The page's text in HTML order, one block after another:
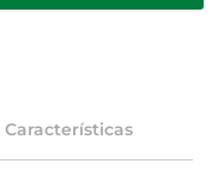
Características